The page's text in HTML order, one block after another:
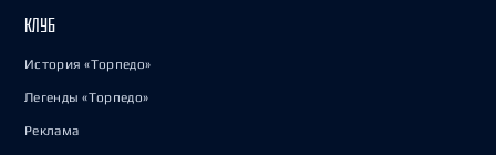
КЛУБ
История «Торпедо»
Легенды «Торпедо»
Реклама